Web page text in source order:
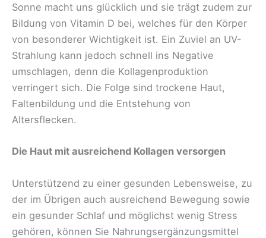
Sonne macht uns glücklich und sie trägt zudem zur
Bildung von Vitamin D bei, welches für den Körper
von besonderer Wichtigkeit ist. Ein Zuviel an UV-
Strahlung kann jedoch schnell ins Negative
umschlagen, denn die Kollagenproduktion
verringert sich. Die Folge sind trockene Haut,
Faltenbildung und die Entstehung von
Altersflecken.
Die Haut mit ausreichend Kollagen versorgen
Unterstützend zu einer gesunden Lebensweise, zu
der im Übrigen auch ausreichend Bewegung sowie
ein gesunder Schlaf und möglichst wenig Stress
gehören, können Sie Nahrungsergänzungsmittel